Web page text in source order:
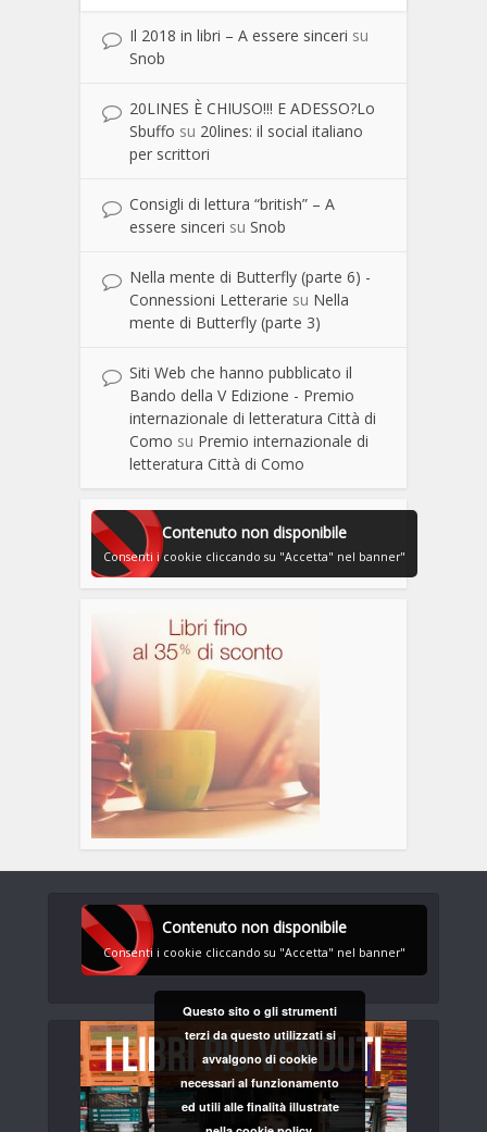
Il 2018 in libri – A essere sinceri su
Snob
20LINES È CHIUSO!!! E ADESSO?Lo
Sbuffo su 20lines: il social italiano
per scrittori
Consigli di lettura “british” – A
essere sinceri su Snob
Nella mente di Butterfly (parte 6) -
Connessioni Letterarie su Nella
mente di Butterfly (parte 3)
Siti Web che hanno pubblicato il
Bando della V Edizione - Premio
internazionale di letteratura Città di
Como su Premio internazionale di
letteratura Città di Como
Contenuto non disponibile
Consenti i cookie cliccando su "Accetta" nel banner"
Contenuto non disponibile
Consenti i cookie cliccando su "Accetta" nel banner"
Questo sito o gli strumenti
terzi da questo utilizzati si
avvalgono di cookie
necessari al funzionamento
ed utili alle finalità illustrate